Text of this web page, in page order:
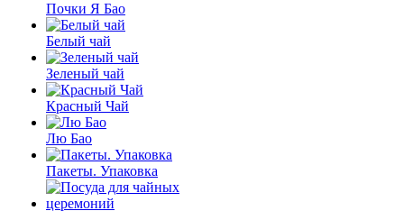
Почки Я Бао
Белый чай
Зеленый чай
Красный Чай
Лю Бао
Пакеты. Упаковка